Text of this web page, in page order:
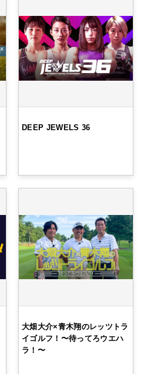
DEEP JEWELS 36
大畑大介×青木翔のレッツトラ
イゴルフ！〜待ってろウエハ
ラ！〜